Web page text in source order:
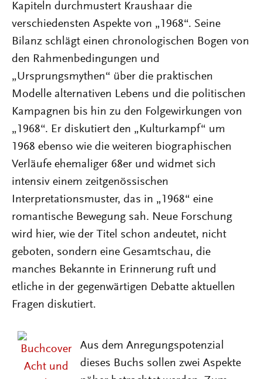
Kapiteln durchmustert Kraushaar die
verschiedensten Aspekte von „1968“. Seine
Bilanz schlägt einen chronologischen Bogen von
den Rahmenbedingungen und
„Ursprungsmythen“ über die praktischen
Modelle alternativen Lebens und die politischen
Kampagnen bis hin zu den Folgewirkungen von
„1968“. Er diskutiert den „Kulturkampf“ um
1968 ebenso wie die weiteren biographischen
Verläufe ehemaliger 68er und widmet sich
intensiv einem zeitgenössischen
Interpretationsmuster, das in „1968“ eine
romantische Bewegung sah. Neue Forschung
wird hier, wie der Titel schon andeutet, nicht
geboten, sondern eine Gesamtschau, die
manches Bekannte in Erinnerung ruft und
etliche in der gegenwärtigen Debatte aktuellen
Fragen diskutiert.
Aus dem Anregungspotenzial
dieses Buchs sollen zwei Aspekte